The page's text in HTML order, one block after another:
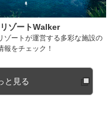
ゾートWalker
ゾートが運営する多彩な施設の
報をチェック！
と見る